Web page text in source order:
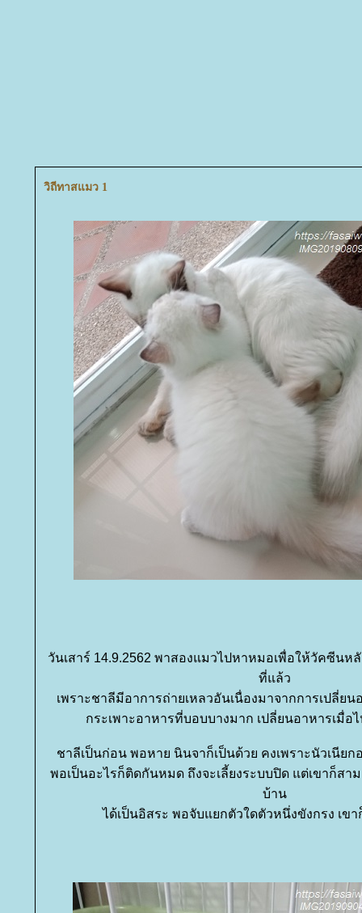
วิถีทาสแมว 1
วันเสาร์ 14.9.2562 พาสองแมวไปหาหมอเพื่อให้วัคซีนห
ที่แล้ว
เพราะชาลีมีอาการถ่ายเหลวอันเนื่องมาจากการเปลี่ยน
กระเพาะอาหารที่บอบบางมาก เปลี่ยนอาหารเมื่อ
ชาลีเป็นก่อน พอหาย นินจาก็เป็นด้วย คงเพราะนัวเนียก
พอเป็นอะไรก็ติดกันหมด ถึงจะเลี้ยงระบบปิด แต่เขาก็สา
บ้าน
ได้เป็นอิสระ พอจับแยกตัวใดตัวหนึ่งขังกรง เข